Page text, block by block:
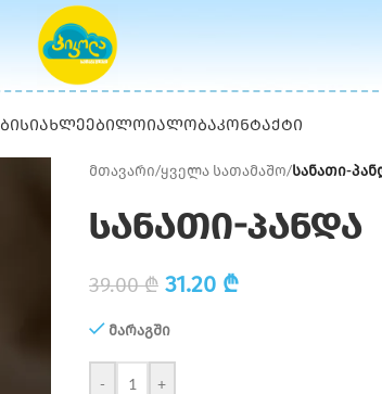
ᲡᲘᲐᲮᲚᲔᲔᲑᲘᲚᲝᲘᲐᲚᲝᲑᲐᲙᲝᲜᲢᲐᲥᲢᲘ
მთავარი/ყველა სათამაშო/სანათი-
სანათი-პანდა
39.00₾ 31.20 ₾
მარაგში
- +